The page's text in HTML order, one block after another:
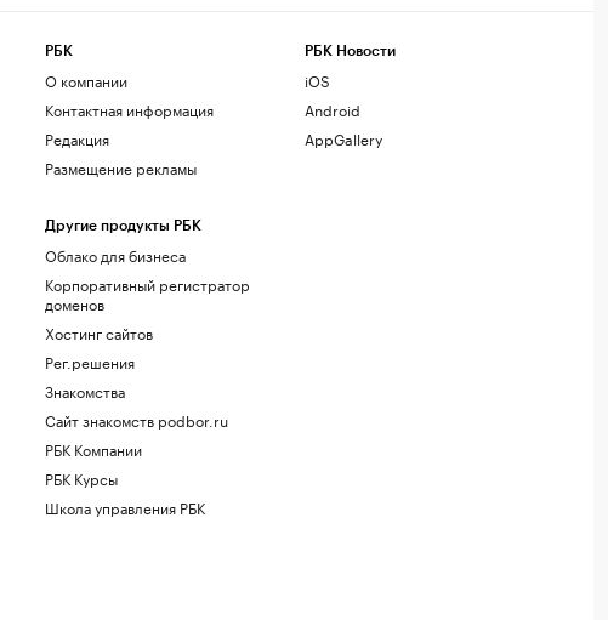
РБК
О компании
Контактная информация
Редакция
Размещение рекламы
Другие продукты РБК
Облако для бизнеса
Корпоративный регистратор
доменов
Хостинг сайтов
Рег.решения
Знакомства
Сайт знакомств podbor.ru
РБК Компании
РБК Курсы
Школа управления РБК
РБК Новости
iOS
Android
AppGallery